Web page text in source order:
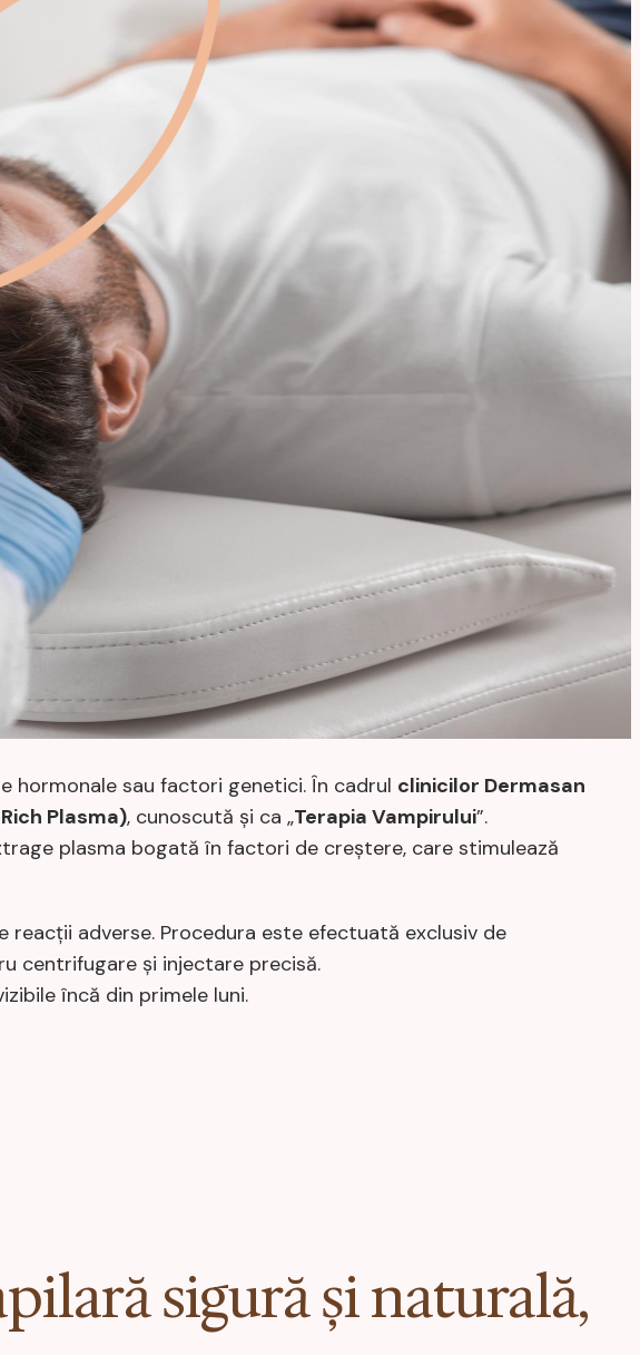
hormonale sau factori genetici. În cadrul clinicilor Dermasan
Plasma), cunoscută și ca „Terapia Vampirului”.
plasma bogată în factori de creștere, care stimulează
adverse. Procedura este efectuată exclusiv de
centrifugare și injectare precisă.
încă din primele luni.
sigură și naturală,